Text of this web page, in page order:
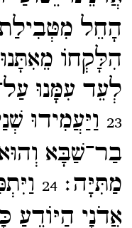
הָחֵל מִטְּבִילַת
הִלָּקְחוֹ
לְעֵד עִמָּנוּ
23 וַיַּעֲמִידוּ
בַר־​שַׁבָּא
מַתִּיָּה׃24
אֲדֹנָי הַיּוֹדֵעַ